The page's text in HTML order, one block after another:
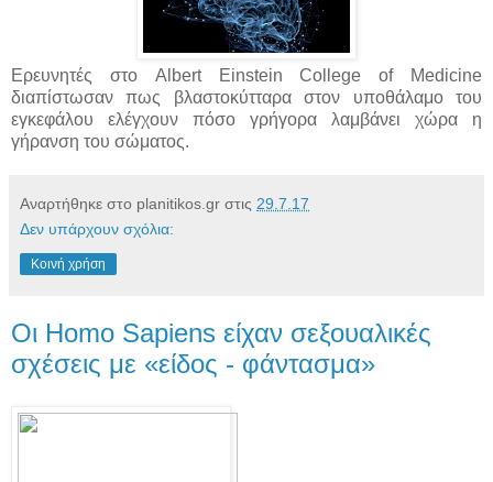
Ερευνητές στο Albert Einstein College of Medicine
διαπίστωσαν πως βλαστοκύτταρα στον υποθάλαμο του
εγκεφάλου ελέγχουν πόσο γρήγορα λαμβάνει χώρα η
γήρανση του σώματος.
Αναρτήθηκε στο planitikos.gr στις 29.7.17
Δεν υπάρχουν σχόλια:
Κοινή χρήση
Οι Homo Sapiens είχαν σεξουαλικές
σχέσεις με «είδος - φάντασμα»